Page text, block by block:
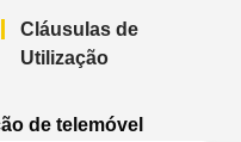
Cláusulas de
Utilização
de telemóvel